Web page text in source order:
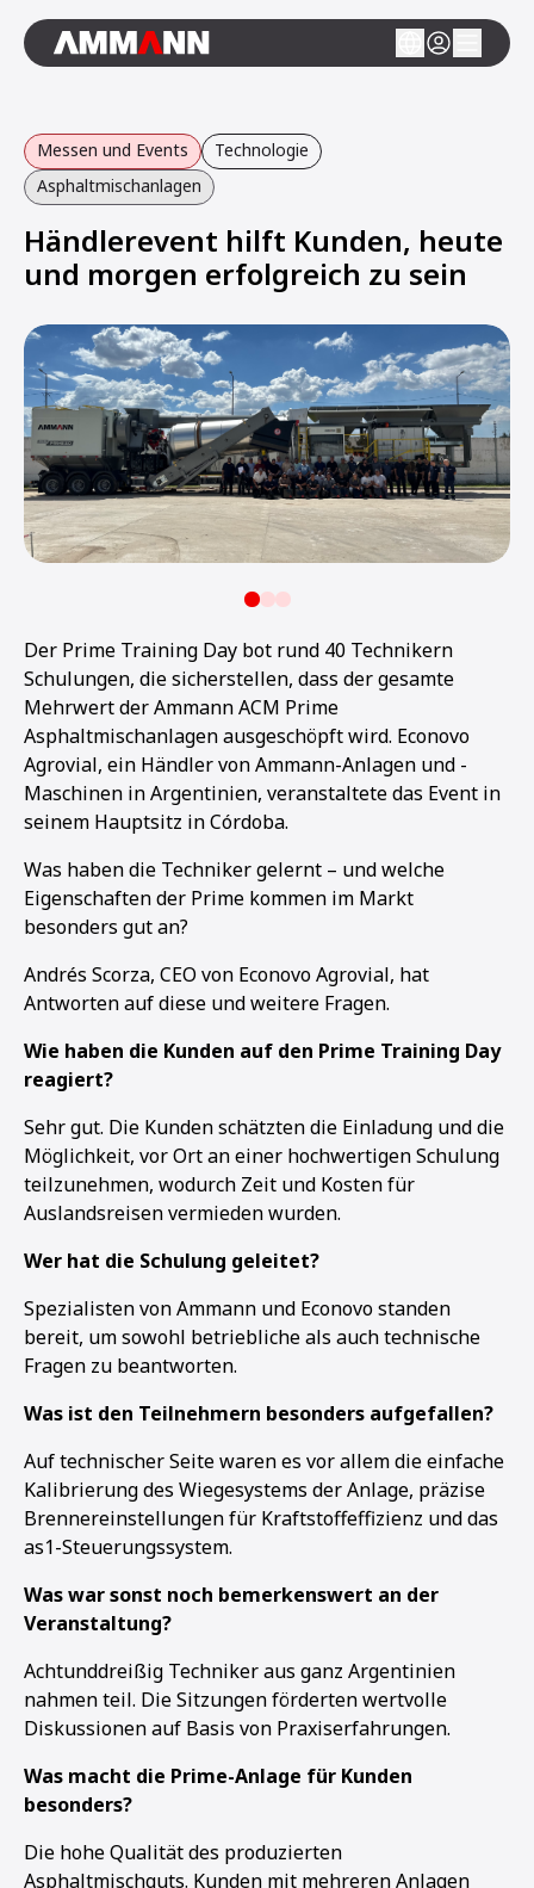
Messen und Events
Technologie
Asphaltmischanlagen
Händlerevent hilft Kunden, heute
und morgen erfolgreich zu sein
Der Prime Training Day bot rund 40 Technikern
Schulungen, die sicherstellen, dass der gesamte
Mehrwert der Ammann ACM Prime
Asphaltmischanlagen ausgeschöpft wird. Econovo
Agrovial, ein Händler von Ammann-Anlagen und -
Maschinen in Argentinien, veranstaltete das Event in
seinem Hauptsitz in Córdoba.
Was haben die Techniker gelernt – und welche
Eigenschaften der Prime kommen im Markt
besonders gut an?
Andrés Scorza, CEO von Econovo Agrovial, hat
Antworten auf diese und weitere Fragen.
Wie haben die Kunden auf den Prime Training Day
reagiert?
Sehr gut. Die Kunden schätzten die Einladung und die
Möglichkeit, vor Ort an einer hochwertigen Schulung
teilzunehmen, wodurch Zeit und Kosten für
Auslandsreisen vermieden wurden.
Wer hat die Schulung geleitet?
Spezialisten von Ammann und Econovo standen
bereit, um sowohl betriebliche als auch technische
Fragen zu beantworten.
Was ist den Teilnehmern besonders aufgefallen?
Auf technischer Seite waren es vor allem die einfache
Kalibrierung des Wiegesystems der Anlage, präzise
Brennereinstellungen für Kraftstoffeffizienz und das
as1-Steuerungssystem.
Was war sonst noch bemerkenswert an der
Veranstaltung?
Achtunddreißig Techniker aus ganz Argentinien
nahmen teil. Die Sitzungen förderten wertvolle
Diskussionen auf Basis von Praxiserfahrungen.
Was macht die Prime-Anlage für Kunden
besonders?
Die hohe Qualität des produzierten
Asphaltmischguts. Kunden mit mehreren Anlagen